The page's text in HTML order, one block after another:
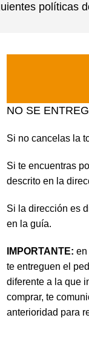
políticas
NO SE
Si no cancelas la
Si te encuentras
descrito en la
Si la dirección es
en la guía.
IMPORTANTE: en
te entreguen el
diferente a la que
comprar, te
anterioridad para